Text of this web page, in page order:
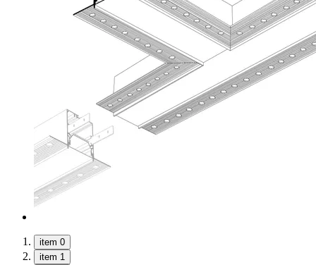
item 0
item 1